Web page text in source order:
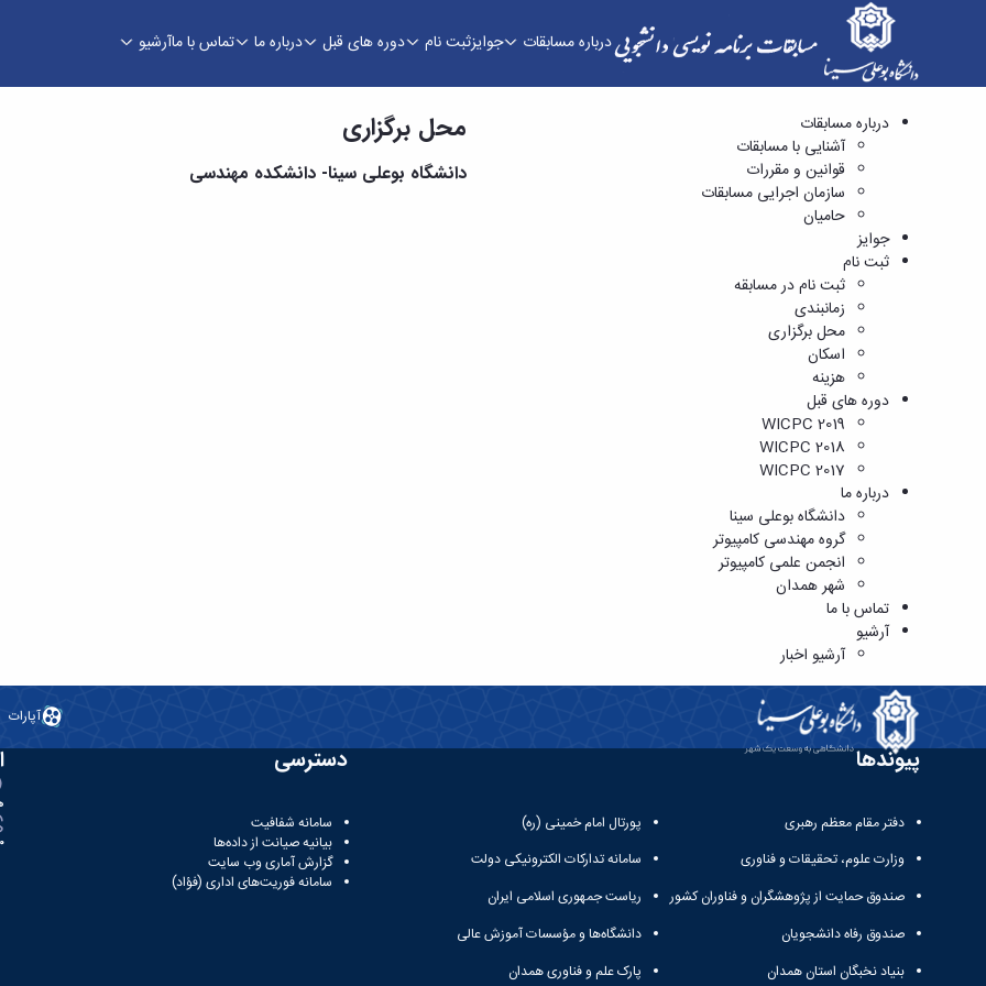
درباره مسابقات جوایزثبت نام دوره های قبل درباره ما تماس با ماآرشیو
محل برگزاری - مسابقات برنامه نویسی دانشجویی
درباره مسابقات
آشنایی با مسابقات
قوانین و مقررات
سازمان اجرایی مسابقات
حامیان
جوایز
ثبت نام
ثبت نام در مسابقه
زمانبندی
محل برگزاری
اسکان
هزینه
دوره های قبل
WICPC 2019
WICPC 2018
WICPC 2017
درباره ما
دانشگاه بوعلی سینا
گروه مهندسی کامپیوتر
انجمن علمی کامپیوتر
شهر همدان
تماس با ما
آرشیو
آرشیو اخبار
محل برگزاری
دانشگاه بوعلی سینا- دانشکده مهندسی
آپارات
پیوندها
دفتر مقام معظم رهبری
وزارت علوم، تحقیقات و فناوری
صندوق حمایت از پژوهشگران و فناوران کشور
صندوق رفاه دانشجویان
بنیاد نخبگان استان همدان
پورتال امام خمینی (ره)
سامانه تدارکات الکترونیکی دولت
ریاست جمهوری اسلامی ایران
دانشگاه‌ها و مؤسسات آموزش عالی
پارک علم و فناوری همدان
دسترسی
سامانه شفافیت
بیانیه صیانت از داده‌ها
گزارش آماری وب‌ سایت
سامانه فوریت‌های اداری (فؤاد)